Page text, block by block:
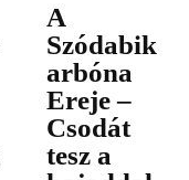
A
Szódabik
arbóna
Ereje –
Csodát
tesz a